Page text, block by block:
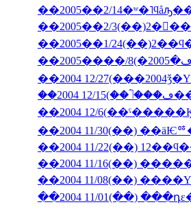
��2005��2/
��2005��2/
��2005��1/
��2004 11/30(��)
��2004 11/22(��)
��2004 11/16(��)
��2004 11/08(��)
��2004 11/01(��)